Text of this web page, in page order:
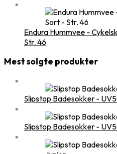
Endura Hummvee -
Str. 46
Mest solgte produkter
Slipstop Badesokker -
Slipstop Badesokker -